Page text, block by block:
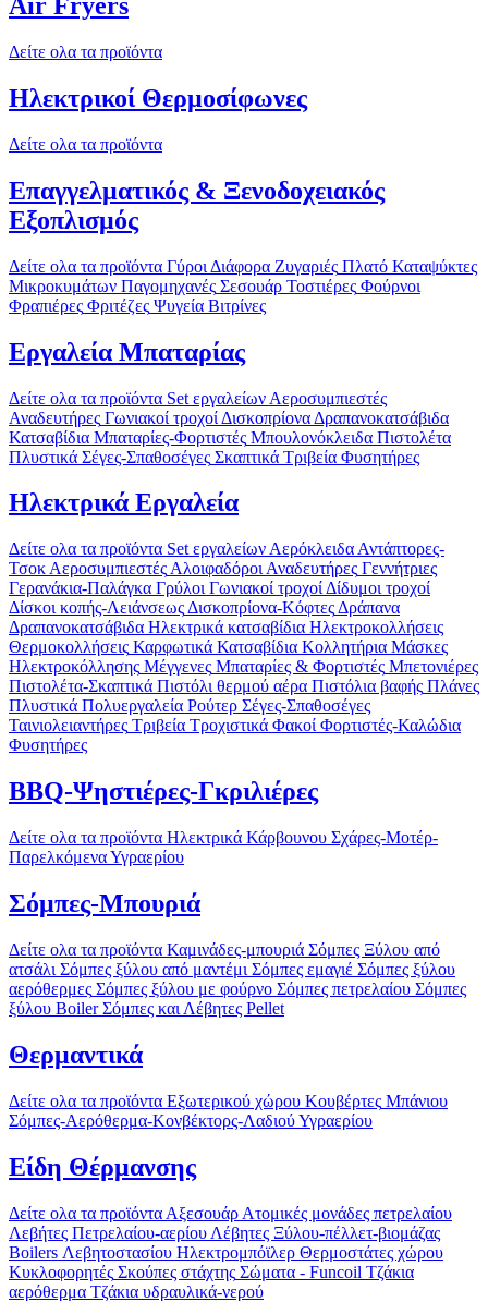
Air Fryers
Δείτε ολα τα προϊόντα
Ηλεκτρικοί Θερμοσίφωνες
Δείτε ολα τα προϊόντα
Επαγγελματικός & Ξενοδοχειακός
Εξοπλισμός
Δείτε ολα τα προϊόντα Γύροι Διάφορα Ζυγαριές Πλατό Καταψύκτες
Μικροκυμάτων Παγομηχανές Σεσουάρ Τοστιέρες Φούρνοι
Φραπιέρες Φριτέζες Ψυγεία Βιτρίνες
Εργαλεία Μπαταρίας
Δείτε ολα τα προϊόντα Set εργαλείων Αεροσυμπιεστές
Αναδευτήρες Γωνιακοί τροχοί Δισκοπρίονα Δραπανοκατσάβιδα
Κατσαβίδια Μπαταρίες-Φορτιστές Μπουλονόκλειδα Πιστολέτα
Πλυστικά Σέγες-Σπαθοσέγες Σκαπτικά Τριβεία Φυσητήρες
Ηλεκτρικά Εργαλεία
Δείτε ολα τα προϊόντα Set εργαλείων Αερόκλειδα Αντάπτορες-
Τσοκ Αεροσυμπιεστές Αλοιφαδόροι Αναδευτήρες Γεννήτριες
Γερανάκια-Παλάγκα Γρύλοι Γωνιακοί τροχοί Δίδυμοι τροχοί
Δίσκοι κοπής-Λειάνσεως Δισκοπρίονα-Κόφτες Δράπανα
Δραπανοκατσάβιδα Ηλεκτρικά κατσαβίδια Ηλεκτροκολλήσεις
Θερμοκολλήσεις Καρφωτικά Κατσαβίδια Κολλητήρια Μάσκες
Ηλεκτροκόλλησης Μέγγενες Μπαταρίες & Φορτιστές Μπετονιέρες
Πιστολέτα-Σκαπτικά Πιστόλι θερμού αέρα Πιστόλια βαφής Πλάνες
Πλυστικά Πολυεργαλεία Ρούτερ Σέγες-Σπαθοσέγες
Ταινιολειαντήρες Τριβεία Τροχιστικά Φακοί Φορτιστές-Καλώδια
Φυσητήρες
BBQ-Ψηστιέρες-Γκριλιέρες
Δείτε ολα τα προϊόντα Ηλεκτρικά Κάρβουνου Σχάρες-Μοτέρ-
ΠαρελκόμεναΥγραερίου
Σόμπες-Μπουριά
Δείτε ολα τα προϊόντα Καμινάδες-μπουριά Σόμπες Ξύλου από
ατσάλι Σόμπες ξύλου από μαντέμι Σόμπες εμαγιέ Σόμπες ξύλου
αερόθερμες Σόμπες ξύλου με φούρνο Σόμπες πετρελαίου Σόμπες
ξύλου Boiler Σόμπες και Λέβητες Pellet
Θερμαντικά
Δείτε ολα τα προϊόντα Εξωτερικού χώρου Κουβέρτες Μπάνιου
Σόμπες-Αερόθερμα-Κονβέκτορς-ΛαδιούΥγραερίου
Είδη Θέρμανσης
Δείτε ολα τα προϊόντα Αξεσουάρ Ατομικές μονάδες πετρελαίου
Λεβήτες Πετρελαίου-αερίου Λέβητες Ξύλου-πέλλετ-βιομάζας
Boilers Λεβητοστασίου Ηλεκτρομπόϊλερ Θερμοστάτες χώρου
Κυκλοφορητές Σκούπες στάχτης Σώματα - Funcoil Τζάκια
αερόθερμα Τζάκια υδραυλικά-νερού